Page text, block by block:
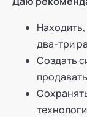
два-три
Создать